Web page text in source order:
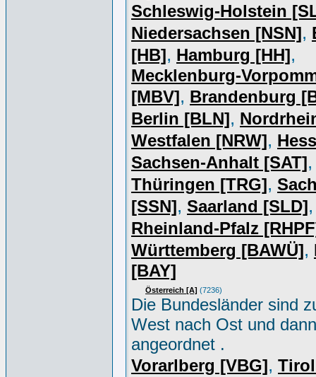
Schleswig-Holstein
Niedersachsen [NSN],
[HB], Hamburg [HH],
Mecklenburg-
[MBV], Brandenburg
Berlin [BLN],
Westfalen [NRW],
Sachsen-Anhalt [SAT],
Thüringen [TRG],
[SSN], Saarland [SLD],
Rheinland-Pfalz
Württemberg [BAWÜ],
[BAY]
Österreich [A] (7236)
Die Bundesländer sind
West nach Ost und
angeordnet .
Vorarlberg [VBG],